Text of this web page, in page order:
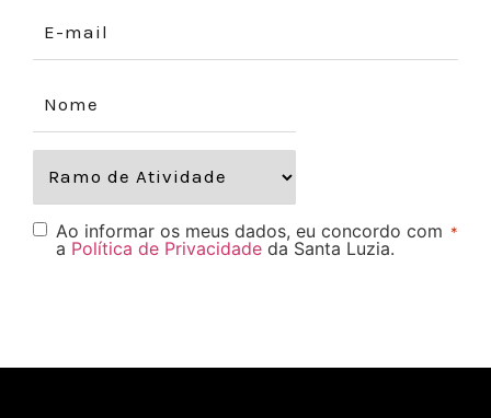
Ao informar os meus dados, eu concordo com
a Política de Privacidade da Santa Luzia.
*